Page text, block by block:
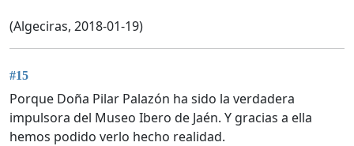
(Algeciras, 2018-01-19)
#15
Porque Doña Pilar Palazón ha sido la verdadera
impulsora del Museo Ibero de Jaén. Y gracias a ella
hemos podido verlo hecho realidad.